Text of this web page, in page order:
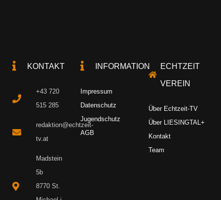
KONTAKT
+43 720
515 285
redaktion@echtzeit-
tv.at
Madstein
5b
8770 St.
INFORMATION
Impressum
Datenschutz
Jugendschutz
AGB
ECHTZEIT
VEREIN
Über Echtzeit-TV
Über LIESINGTAL+
Kontakt
Team